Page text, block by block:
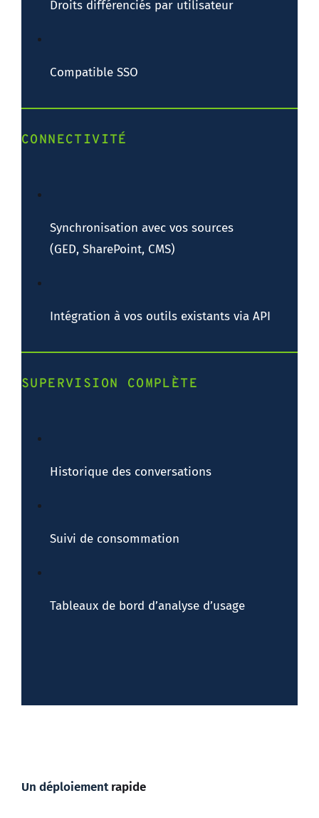
Droits différenciés par utilisateur
Compatible SSO
CONNECTIVITÉ
Synchronisation avec vos sources
(GED, SharePoint, CMS)
Intégration à vos outils existants via API
SUPERVISION COMPLÈTE
Historique des conversations
Suivi de consommation
Tableaux de bord d’analyse d’usage
Un déploiement rapide